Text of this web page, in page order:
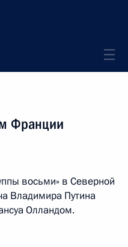
Франции
восьми» в Северной
Владимира Путина
Олландом.